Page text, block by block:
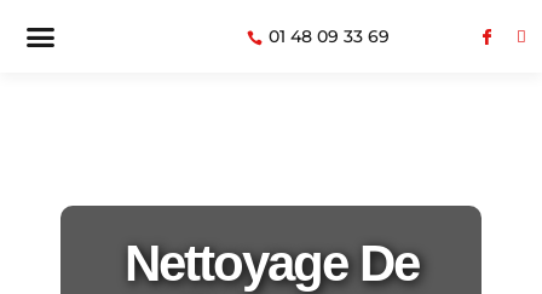
01 48 09 33 69
Nettoyage De